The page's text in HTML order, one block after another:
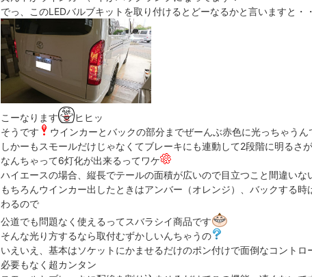
でっ、このLEDバルブキットを取り付けるとどーなるかと言いますと・
こーなります
ヒヒッ
そうです
ウインカーとバックの部分までぜーんぶ赤色に光っちゃうん
しかーもスモールだけじゃなくてブレーキにも連動して2段階に明るさ
なんちゃって6灯化が出来るってワケ
ハイエースの場合、縦長でテールの面積が広いので目立つこと間違いな
もちろんウインカー出したときはアンバー（オレンジ）、バックする時
わるので
公道でも問題なく使えるってスバラシイ商品です
そんな光り方するなら取付むずかしいんちゃうの
いえいえ、基本はソケットにかませるだけのポン付けで面倒なコントロ
必要もなく超カンタン